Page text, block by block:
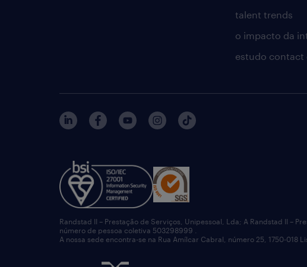
talent trends
o impacto da
estudo contact
Randstad II – Prestação de Serviços, Unipessoal, Lda; A Randstad II –
número de pessoa coletiva 503298999 .
A nossa sede encontra-se na Rua Amílcar Cabral, número 25, 1750-018